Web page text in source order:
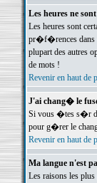
Les heures ne
Les heures sont
pr�f�rences dans
plupart des autres
de mots !
Revenir en haut de
J'ai chang� le
Si vous �tes s�r
pour g�rer le
Revenir en haut de
Ma langue n'est
Les raisons les